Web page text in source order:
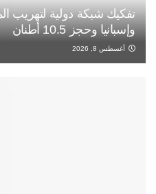
تفكيك شبكة دولية لتهريب
وإسبانيا وحجز 10.5 أطنان
أغسطس 8, 2026